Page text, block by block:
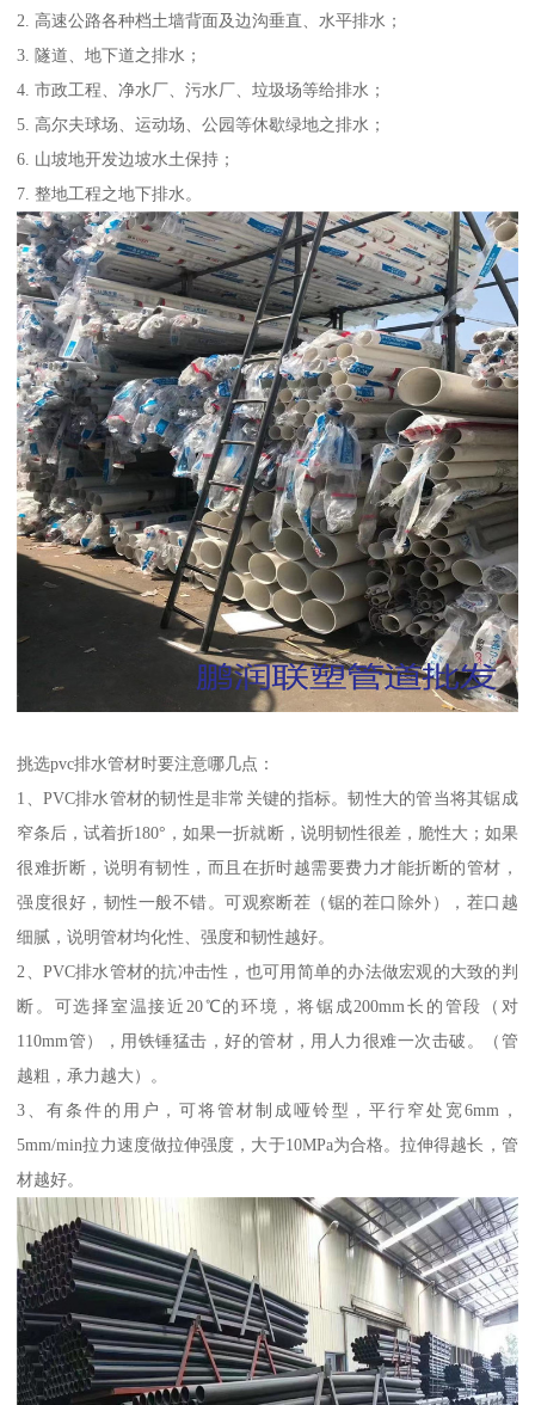
2. 高速公路各种档土墙背面及边沟垂直、水平排水；
3. 隧道、地下道之排水；
4. 市政工程、净水厂、污水厂、垃圾场等给排水；
5. 高尔夫球场、运动场、公园等休歇绿地之排水；
6. 山坡地开发边坡水土保持；
7. 整地工程之地下排水。
挑选pvc排水管材时要注意哪几点：
1、PVC排水管材的韧性是非常关键的指标。韧性大的管当将其锯成
窄条后，试着折180°，如果一折就断，说明韧性很差，脆性大；如果
很难折断，说明有韧性，而且在折时越需要费力才能折断的管材，
强度很好，韧性一般不错。可观察断茬（锯的茬口除外），茬口越
细腻，说明管材均化性、强度和韧性越好。
2、PVC排水管材的抗冲击性，也可用简单的办法做宏观的大致的判
断。可选择室温接近20℃的环境，将锯成200mm长的管段（对
110mm管），用铁锤猛击，好的管材，用人力很难一次击破。（管
越粗，承力越大）。
3、有条件的用户，可将管材制成哑铃型，平行窄处宽6mm，
5mm/min拉力速度做拉伸强度，大于10MPa为合格。拉伸得越长，管
材越好。